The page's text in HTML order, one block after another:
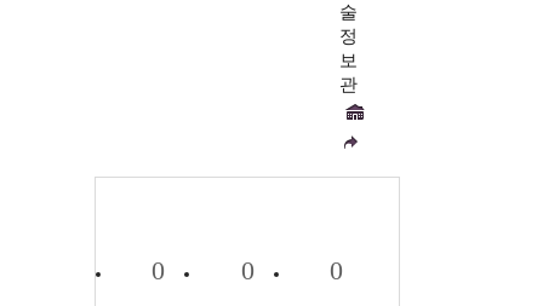
술
정
보
관
0 0 0